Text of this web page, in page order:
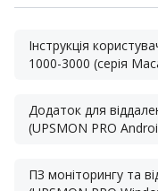
Інструкція
1000-3000 (серія
Додаток для
(UPSMON PRO
ПЗ моніторингу та